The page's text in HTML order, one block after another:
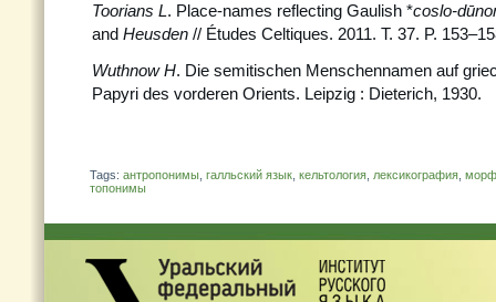
Toorians L. Place-names reflecting Gaulish *coslo-
and Heusden // Études Celtiques. 2011. T. 37. P.
Wuthnow H. Die semitischen Menschennamen auf
Papyri des vorderen Orients. Leipzig : Dieterich, 1930.
Tags: антропонимы галльский язык кельтология лексикография
топонимы